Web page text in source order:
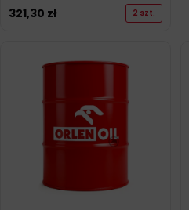
321,30 zł 2 szt.